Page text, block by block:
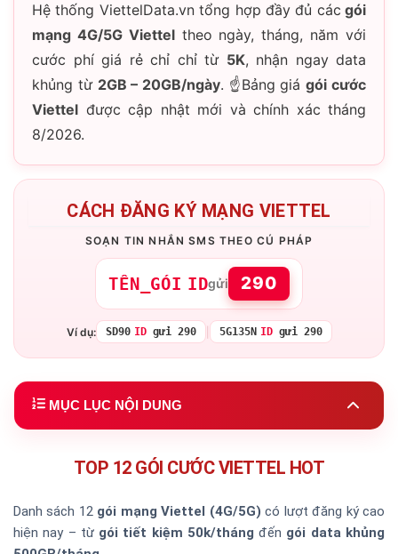
Hệ thống ViettelData.vn tổng hợp đầy đủ các gói
mạng 4G/5G Vietteltheo ngày, tháng, năm với
cước phí giá rẻ chỉ chỉ từ 5K, nhận ngay data
khủng từ 2GB – 20GB/ngày. ☝️Bảng giágói cước
Viettel được cập nhật mới và chính xác tháng
8/2026.
CÁCH ĐĂNG KÝ MẠNG VIETTEL
SOẠN TIN NHẮN SMS THEO CÚ PHÁP
TÊN_GÓI IDgửi 290
Ví dụ: SD90 IDgửi 290 5G135N IDgửi 290
MỤC LỤC NỘI DUNG
Điều Kiện Đăng Ký Thành Công Gói
4. Gói Combo Data + Thoại
5.
Gói Ưu Đãi Data Mạng Xã Hội
6. Gói 4G Viettel Ngắn Ngày (1-3-7 Ngày)
TOP 12 GÓI CƯỚC VIETTEL HOT
Danh sách 12 gói mạng Viettel (4G/5G) có lượt đăng ký cao
hiện nay – từ gói tiết kiệm 50k/tháng đến gói data khủng